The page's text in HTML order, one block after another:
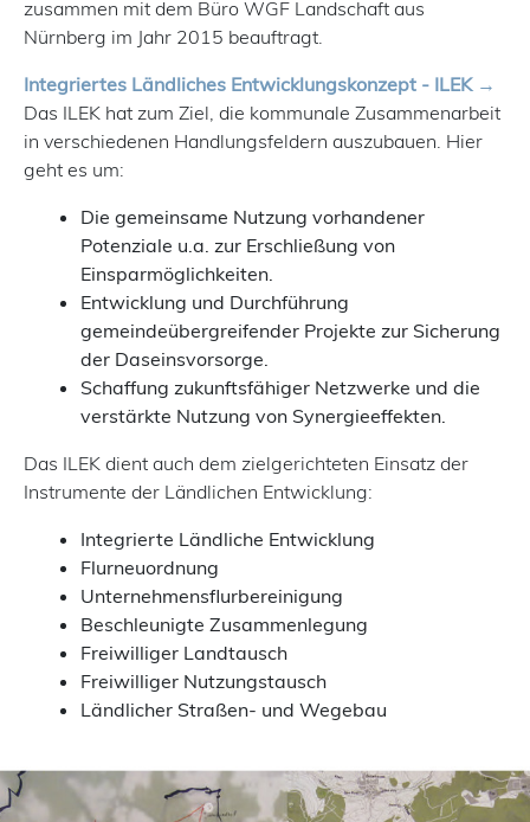
zusammen mit dem Büro WGF Landschaft aus
Nürnberg im Jahr 2015 beauftragt.
Integriertes Ländliches Entwicklungskonzept - ILEK
Das ILEK hat zum Ziel, die kommunale Zusammenarbeit
in verschiedenen Handlungsfeldern auszubauen. Hier
geht es um:
Die gemeinsame Nutzung vorhandener
Potenziale u.a. zur Erschließung von
Einsparmöglichkeiten.
Entwicklung und Durchführung
gemeindeübergreifender Projekte zur Sicherung
der Daseinsvorsorge.
Schaffung zukunftsfähiger Netzwerke und die
verstärkte Nutzung von Synergieeffekten.
Das ILEK dient auch dem zielgerichteten Einsatz der
Instrumente der Ländlichen Entwicklung:
Integrierte Ländliche Entwicklung
Flurneuordnung
Unternehmensflurbereinigung
Beschleunigte Zusammenlegung
Freiwilliger Landtausch
Freiwilliger Nutzungstausch
Ländlicher Straßen- und Wegebau